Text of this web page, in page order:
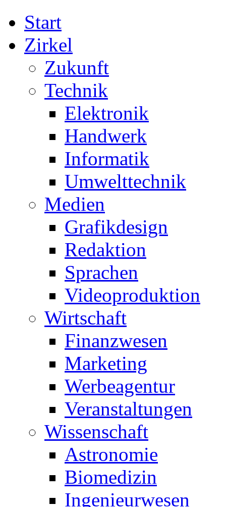
Start
Zirkel
Zukunft
Technik
Elektronik
Handwerk
Informatik
Umwelttechnik
Medien
Grafikdesign
Redaktion
Sprachen
Videoproduktion
Wirtschaft
Finanzwesen
Marketing
Werbeagentur
Veranstaltungen
Wissenschaft
Astronomie
Biomedizin
Ingenieurwesen